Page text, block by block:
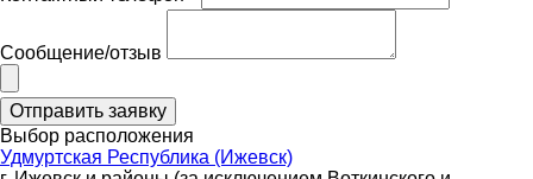
Сообщение/отзыв
Выбор расположения
Удмуртская Республика (Ижевск)